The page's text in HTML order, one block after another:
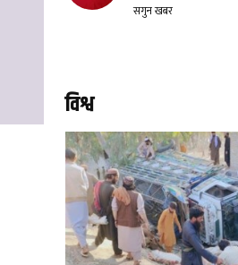
सगुन खबर
विश्व